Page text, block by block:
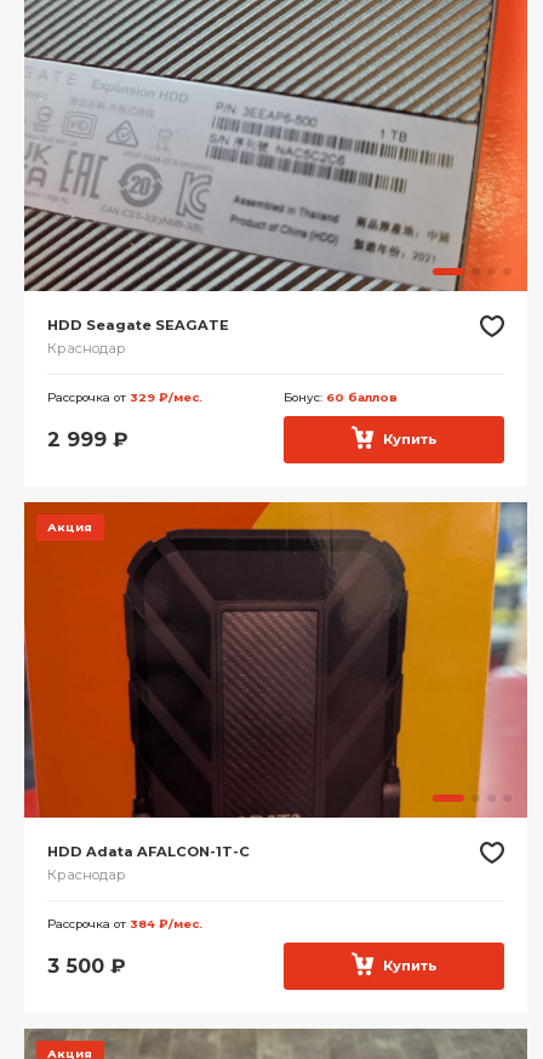
HDD Seagate SEAGATE
Краснодар
Рассрочка от 329 ₽/мес. Бонус: 60 баллов
2 999 ₽ Купить
Акция
HDD Adata AFALCON-1T-C
Краснодар
Рассрочка от 384 ₽/мес.
3 500 ₽ Купить
Акция